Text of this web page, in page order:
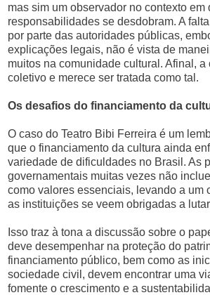
mas sim um observador no contexto em
responsabilidades se desdobram. A
por parte das autoridades públicas,
explicações legais, não é vista de
muitos na comunidade cultural. Afinal, a
coletivo e merece ser tratada como tal.
Os desafios do financiamento da
O caso do Teatro Bibi Ferreira é um
que o financiamento da cultura ainda
variedade de dificuldades no Brasil. As
governamentais muitas vezes não
como valores essenciais, levando a um
as instituições se veem obrigadas a
Isso traz à tona a discussão sobre o
deve desempenhar na proteção do
financiamento público, bem como as
sociedade civil, devem encontrar uma
fomente o crescimento e a